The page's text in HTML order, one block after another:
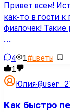
Привет всем!
как-то в гости
фиалочек! Такие
4 1#цветы
1
Юлия·
Как быстро